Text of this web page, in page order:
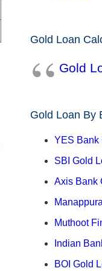
Gold Loan
Gold
Gold Loan By
YES Bank
SBI Gold
Axis Bank
Muthoot
Indian
BOI Gold